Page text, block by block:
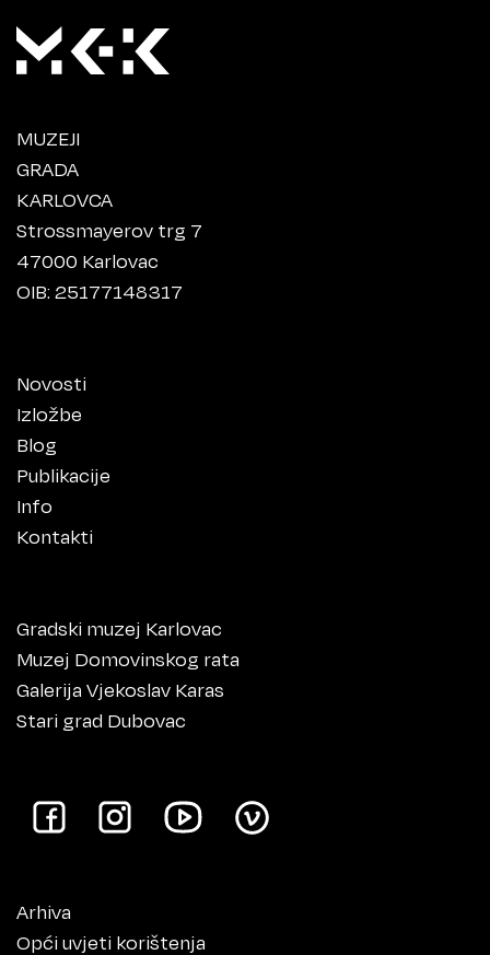
MUZEJI
GRADA
KARLOVCA
Strossmayerov trg 7
47000 Karlovac
OIB: 25177148317
Novosti
Izložbe
Blog
Publikacije
Info
Kontakti
Gradski muzej Karlovac
Muzej Domovinskog rata
Galerija Vjekoslav Karas
Stari grad Dubovac
Arhiva
Opći uvjeti korištenja